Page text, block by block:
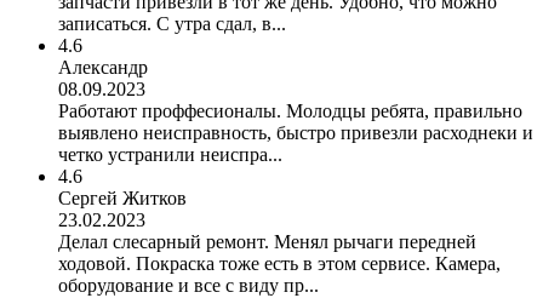
записаться. С утра сдал, в...
4.6
Александр
08.09.2023
Работают проффесионалы. Молодцы ребята, правильно
выявлено неисправность, быстро привезли расходнеки и
четко устранили неиспра...
4.6
Сергей Житков
23.02.2023
Делал слесарный ремонт. Менял рычаги передней
ходовой. Покраска тоже есть в этом сервисе. Камера,
оборудование и все с виду пр...